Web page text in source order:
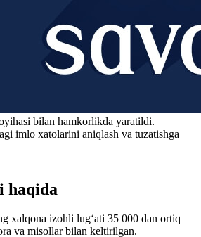
bilan hamkorlikda yaratildi.
imlo xatolarini aniqlash va tuzatishga
haqida
xalqona izohli lug‘ati 35 000 dan ortiq
va misollar bilan keltirilgan.